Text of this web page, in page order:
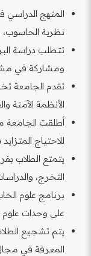
نظرية الحاسوب،
تتطلب دراسة
ومشاركة في
تقدم الجامعة
الأنظمة الآمنة
أطلقت الجامعة
للاحتياج
يتمتع الطلاب
التخرج،
على وحدات علوم
يتم تشجيع
المعرفة في مجال